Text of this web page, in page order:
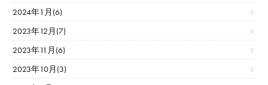
2024年1月(6)
2023年12月(7)
2023年11月(6)
2023年10月(3)